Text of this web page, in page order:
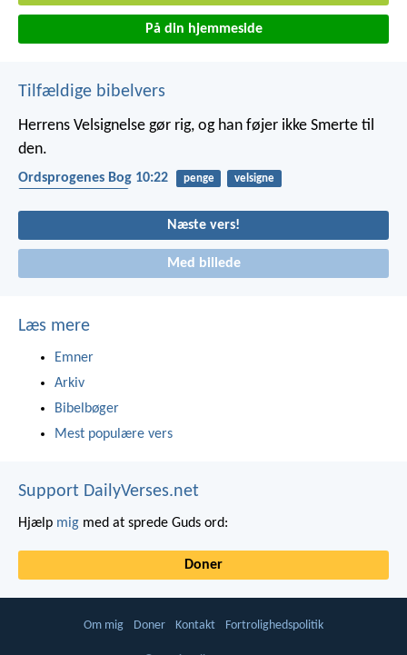
På din hjemmeside
Tilfældige bibelvers
Herrens Velsignelse gør rig, og han føjer ikke Smerte til
den.
Ordsprogenes Bog 10:22 penge
velsigne
Næste vers!
Med billede
Læs mere
Emner
Arkiv
Bibelbøger
Mest populære vers
Support DailyVerses.net
Hjælp mig med at sprede Guds ord:
Doner
Om mig Doner Kontakt Fortrolighedspolitik